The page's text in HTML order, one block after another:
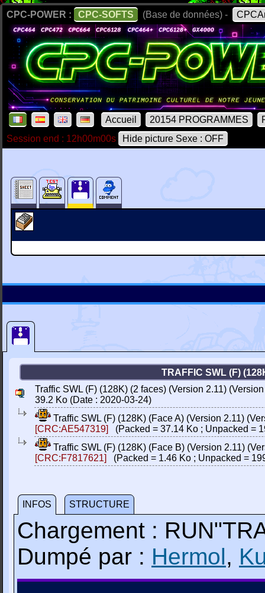
CPC-POWER : CPC-SOFTS (Base de données) -
Accueil 20154 PROGRAMMES
Session end : 12h00m00s
Hide picture Sexe : OFF
TRAFFIC SWL (F)
Traffic SWL (F) (128K) (2 faces) (Version 2.11)
39.2 Ko (Date : 2020-03-24)
Traffic SWL (F) (128K) (Face A) (Version 2.11)
[CRC:AE547319]
(Packed = 37.14 Ko ; Unpacked =
Traffic SWL (F) (128K) (Face B) (Version 2.11)
[CRC:F7817621]
(Packed = 1.46 Ko ; Unpacked =
INFOS STRUCTURE
Chargement :
Dumpé par : Hermol,